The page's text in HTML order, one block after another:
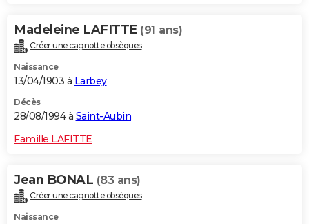
Madeleine LAFITTE (91 ans)
Créer une cagnotte obsèques
Naissance
13/04/1903 à Larbey
Décès
28/08/1994 à Saint-Aubin
Famille LAFITTE
Jean BONAL (83 ans)
Créer une cagnotte obsèques
Naissance